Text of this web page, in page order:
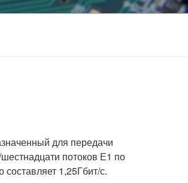
для передачи
потоков Е1 по
составляет 1,25Гбит/с.